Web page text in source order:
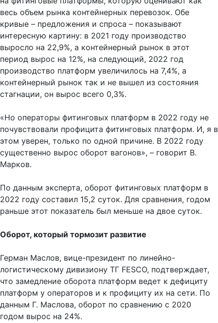
весь объем рынка контейнерных перевозок. Обе
кривые – предложения и спроса – показывают
интересную картину: в 2021 году производство
выросло на 22,9%, а контейнерный рынок в этот
период вырос на 12%, на следующий, 2022 год
производство платформ увеличилось на 7,4%, а
контейнерный рынок так и не вышел из состояния
стагнации, он вырос всего 0,3%.
«Но операторы фитинговых платформ в 2022 году не
почувствовали профицита фитинговых платформ. И, я в
этом уверен, только по одной причине. В 2022 году
существенно вырос оборот вагонов», – говорит В.
Марков.
По данным эксперта, оборот фитинговых платформ в
2022 году составил 15,2 суток. Для сравнения, годом
раньше этот показатель был меньше на двое суток.
Оборот, который тормозит развитие
Герман Маслов, вице-президент по линейно-
логистическому дивизиону ТГ FESCO, подтверждает,
что замедление оборота платформ ведет к дефициту
платформ у операторов и к профициту их на сети. По
данным Г. Маслова, оборот по сравнению с 2020
годом вырос на 24%.